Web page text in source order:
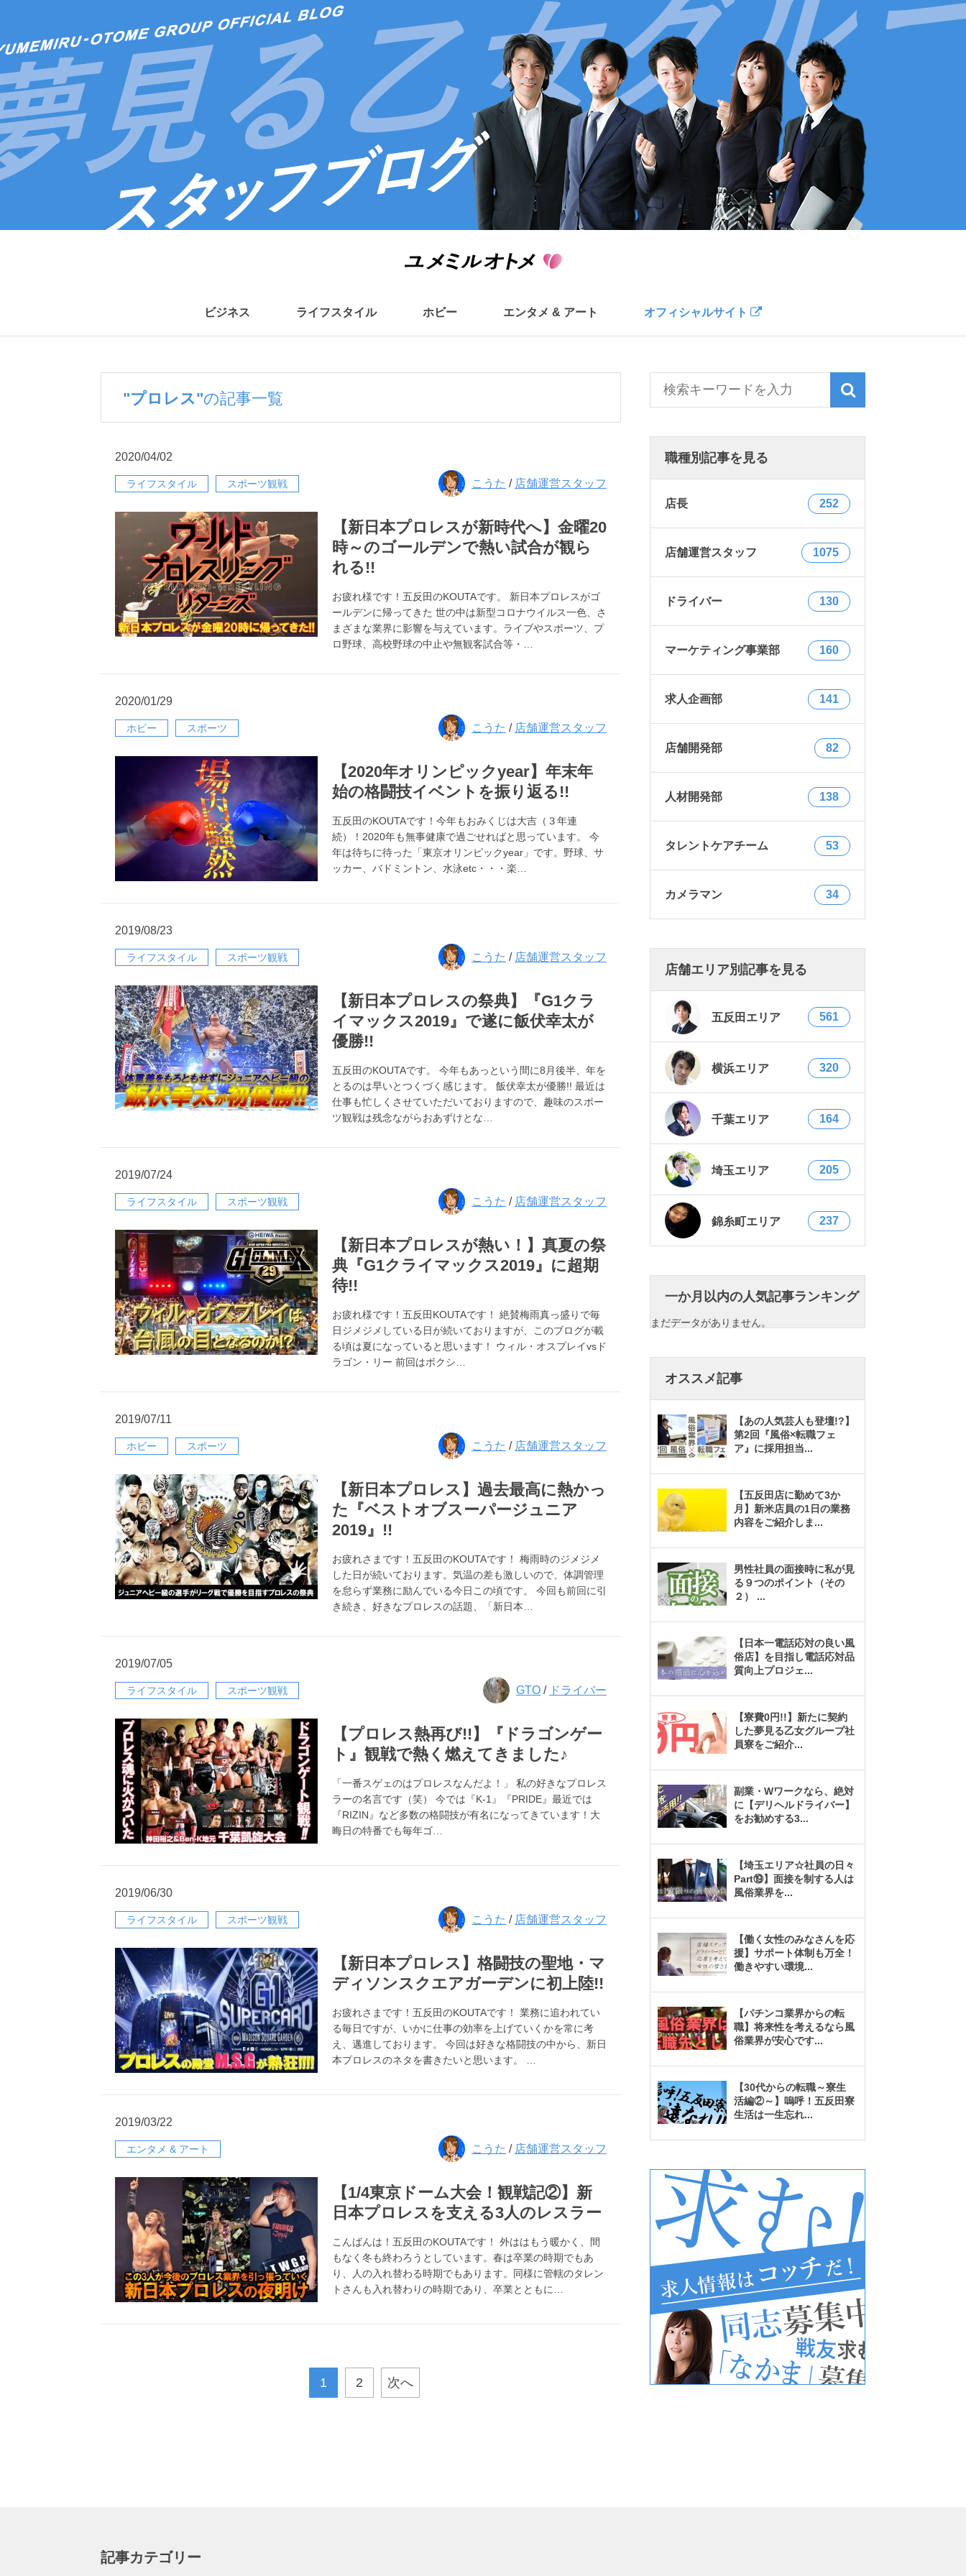
ビジネス ライフスタイル ホビー エンタメ & アート オフィシャルサイト
"プロレス"の記事一覧
2020/04/02
ライフスタイル スポーツ観戦 こうた / 店舗運営スタッフ
【新日本プロレスが新時代へ】金曜20
時～のゴールデンで熱い試合が観ら
れる!!
お疲れ様です！五反田のKOUTAです。 新日本プロレスがゴ
ールデンに帰ってきた 世の中は新型コロナウイルス一色、さ
まざまな業界に影響を与えています。ライブやスポーツ、プ
ロ野球、高校野球の中止や無観客試合等・…
2020/01/29
ホビー スポーツ こうた / 店舗運営スタッフ
【2020年オリンピックyear】年末年
始の格闘技イベントを振り返る!!
五反田のKOUTAです！今年もおみくじは大吉（３年連
続）！2020年も無事健康で過ごせればと思っています。 今
年は待ちに待った「東京オリンピックyear」です。野球、サ
ッカー、バドミントン、水泳etc・・・楽…
2019/08/23
ライフスタイル スポーツ観戦 こうた / 店舗運営スタッフ
【新日本プロレスの祭典】『G1クラ
イマックス2019』で遂に飯伏幸太が
優勝!!
五反田のKOUTAです。 今年もあっという間に8月後半、年を
とるのは早いとつくづく感じます。 飯伏幸太が優勝!! 最近は
仕事も忙しくさせていただいておりますので、趣味のスポー
ツ観戦は残念ながらおあずけとな…
2019/07/24
ライフスタイル スポーツ観戦 こうた / 店舗運営スタッフ
【新日本プロレスが熱い！】真夏の祭
典『G1クライマックス2019』に超期
待!!
お疲れ様です！五反田KOUTAです！ 絶賛梅雨真っ盛りで毎
日ジメジメしている日が続いておりますが、このブログが載
る頃は夏になっていると思います！ ウィル・オスプレイvsド
ラゴン・リー 前回はボクシ…
2019/07/11
ホビー スポーツ こうた / 店舗運営スタッフ
【新日本プロレス】過去最高に熱かっ
た『ベストオブスーパージュニア
2019』!!
お疲れさまです！五反田のKOUTAです！ 梅雨時のジメジメ
した日が続いております。気温の差も激しいので、体調管理
を怠らず業務に励んでいる今日この頃です。 今回も前回に引
き続き、好きなプロレスの話題、「新日本…
2019/07/05
ライフスタイル スポーツ観戦 GTO / ドライバー
【プロレス熱再び!!】『ドラゴンゲー
ト』観戦で熱く燃えてきました♪
「一番スゲェのはプロレスなんだよ！」 私の好きなプロレス
ラーの名言です（笑） 今では『K-1』『PRIDE』最近では
『RIZIN』など多数の格闘技が有名になってきています！大
晦日の特番でも毎年ゴ…
2019/06/30
ライフスタイル スポーツ観戦 こうた / 店舗運営スタッフ
【新日本プロレス】格闘技の聖地・マ
ディソンスクエアガーデンに初上陸!!
お疲れさまです！五反田のKOUTAです！ 業務に追われてい
る毎日ですが、いかに仕事の効率を上げていくかを常に考
え、邁進しております。 今回は好きな格闘技の中から、新日
本プロレスのネタを書きたいと思います。 …
2019/03/22
エンタメ & アート こうた / 店舗運営スタッフ
【1/4東京ドーム大会！観戦記②】新
日本プロレスを支える3人のレスラー
こんばんは！五反田のKOUTAです！ 外ははもう暖かく、間
もなく冬も終わろうとしています。春は卒業の時期でもあ
り、人の入れ替わる時期でもあります。同様に管轄のタレン
トさんも入れ替わりの時期であり、卒業とともに…
1 2 次へ
職種別記事を見る
店長 252
店舗運営スタッフ 1075
ドライバー 130
マーケティング事業部 160
求人企画部 141
店舗開発部 82
人材開発部 138
タレントケアチーム 53
カメラマン 34
店舗エリア別記事を見る
五反田エリア 561
横浜エリア 320
千葉エリア 164
埼玉エリア 205
錦糸町エリア 237
一か月以内の人気記事ランキング
まだデータがありません。
オススメ記事
【あの人気芸人も登壇!?】
第2回『風俗×転職フェ
ア』に採用担当...
【五反田店に勤めて3か
月】新米店員の1日の業務
内容をご紹介しま ...
男性社員の面接時に私が見
る９つのポイント（その
２） ...
【日本一電話応対の良い風
俗店】を目指し電話応対品
質向上プロジェ...
【寮費0円!!】新たに契約
した夢見る乙女グループ社
員寮をご紹介...
副業・Wワークなら、絶対
に【デリヘルドライバー】
をお勧めする3...
【埼玉エリア☆社員の日々
Part⑲】面接を制する人は
風俗業界を...
【働く女性のみなさんを応
援】サポート体制も万全！
働きやすい環境...
【パチンコ業界からの転
職】将来性を考えるなら風
俗業界が安心です...
【30代からの転職～寮生
活編②～】嗚呼！五反田寮
生活は一生忘れ...
記事カテゴリー